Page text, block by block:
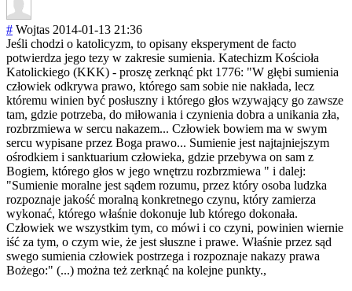
# Wojtas 2014-01-13 21:36
Jeśli chodzi o katolicyzm, to opisany eksperyment de facto
potwierdza jego tezy w zakresie sumienia. Katechizm Kościoła
Katolickiego (KKK) - proszę zerknąć pkt 1776: "W głębi sumienia
człowiek odkrywa prawo, którego sam sobie nie nakłada, lecz
któremu winien być posłuszny i którego głos wzywający go zawsze
tam, gdzie potrzeba, do miłowania i czynienia dobra a unikania zła,
rozbrzmiewa w sercu nakazem... Człowiek bowiem ma w swym
sercu wypisane przez Boga prawo... Sumienie jest najtajniejszym
ośrodkiem i sanktuarium człowieka, gdzie przebywa on sam z
Bogiem, którego głos w jego wnętrzu rozbrzmiewa " i dalej:
"Sumienie moralne jest sądem rozumu, przez który osoba ludzka
rozpoznaje jakość moralną konkretnego czynu, który zamierza
wykonać, którego właśnie dokonuje lub którego dokonała.
Człowiek we wszystkim tym, co mówi i co czyni, powinien wiernie
iść za tym, o czym wie, że jest słuszne i prawe. Właśnie przez sąd
swego sumienia człowiek postrzega i rozpoznaje nakazy prawa
Bożego:" (...) można też zerknąć na kolejne punkty.,